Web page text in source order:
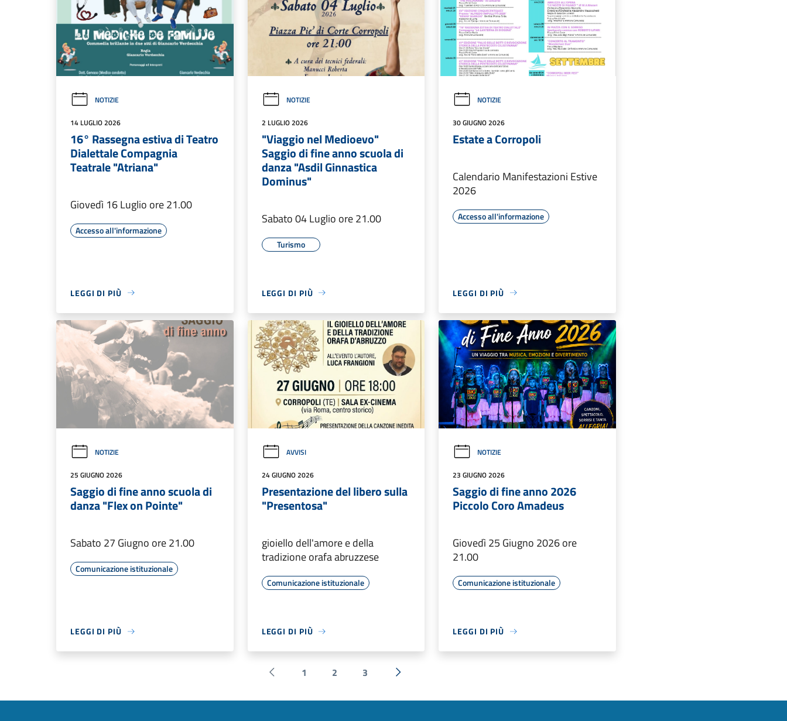
NOTIZIE
14 LUGLIO 2026
16° Rassegna estiva di Teatro
Dialettale Compagnia
Teatrale "Atriana"
Giovedì 16 Luglio ore 21.00
Accesso all'informazione
LEGGI DI PIÙ
NOTIZIE
2 LUGLIO 2026
"Viaggio nel Medioevo"
Saggio di fine anno scuola di
danza "Asdil Ginnastica
Dominus"
Sabato 04 Luglio ore 21.00
Turismo
LEGGI DI PIÙ
NOTIZIE
30 GIUGNO 2026
Estate a Corropoli
Calendario Manifestazioni Estive
2026
Accesso all'informazione
LEGGI DI PIÙ
NOTIZIE
25 GIUGNO 2026
Saggio di fine anno scuola di
danza "Flex on Pointe"
Sabato 27 Giugno ore 21.00
Comunicazione istituzionale
LEGGI DI PIÙ
AVVISI
24 GIUGNO 2026
Presentazione del libero sulla
"Presentosa"
gioiello dell'amore e della
tradizione orafa abruzzese
Comunicazione istituzionale
LEGGI DI PIÙ
NOTIZIE
23 GIUGNO 2026
Saggio di fine anno 2026
Piccolo Coro Amadeus
Giovedì 25 Giugno 2026 ore
21.00
Comunicazione istituzionale
LEGGI DI PIÙ
Pagina precedente
1 2 3
Successiva »